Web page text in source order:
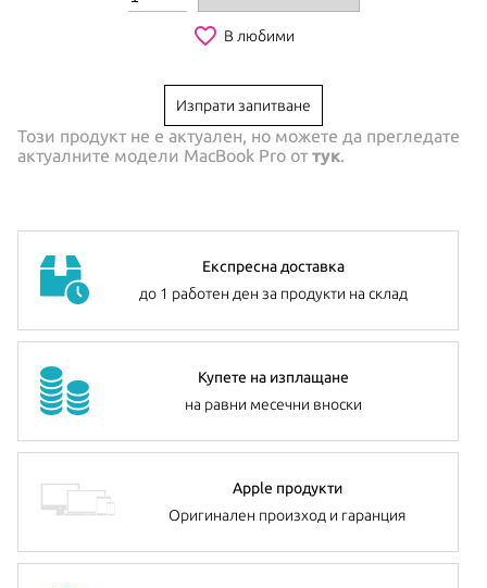
favorite_border В любими
Изпрати запитване
Този продукт не е актуален, но можете да прегледате
актуалните модели MacBook Pro от тук.
Експресна доставка
до 1 работен ден за продукти на склад
Купете на изплащане
на равни месечни вноски
Apple продукти
Оригинален произход и гаранция